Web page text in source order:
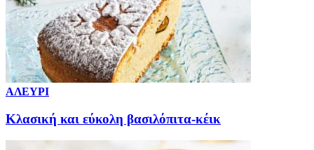
ΑΛΕΥΡΙ
Κλασική και εύκολη βασιλόπιτα-κέικ